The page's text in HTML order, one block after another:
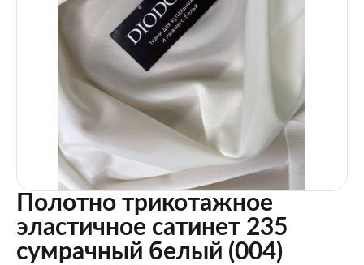
Полотно трикотажное
эластичное сатинет 235
сумрачный белый (004)